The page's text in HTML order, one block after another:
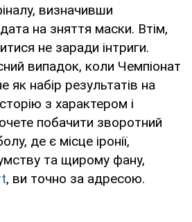
визначивши
на зняття маски. Втім,
не заради інтриги.
випадок, коли Чемпіонат
як набір результатів на
з характером і
побачити зворотний
де є місце іронії,
та щирому фану,
, ви точно за адресою.